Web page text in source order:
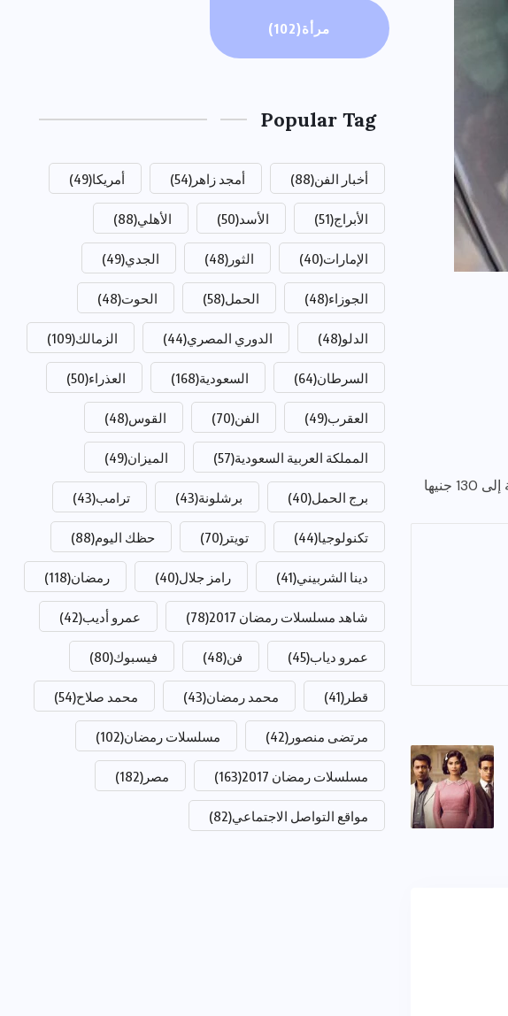
زاد سعر الاسطوانة للاستهلاك المنزلي إلى 65 جنيها (بنسبة 30 في المئة)، وزاد سعر اسطوانة الغاز التجارية إلى 130 جنيها
مرأة(102)
Popular Tag
أخبار الفن(88) أمجد زاهر (54) أمريكا(49)
الأبراج(51) الأسد(50) الأهلي(88)
الإمارات(40) الثور (48) الجدي(49)
الجوزاء(48) الحمل(58) الحوت(48)
الدلو(48) الدوري المصري(44) الزمالك(109)
السرطان(64) السعودية(168) العذراء(50)
العقرب(49) الفن(70) القوس(48)
المملكة العربية السعودية(57) الميزان(49)
برج الحمل(40) برشلونة(43) ترامب(43)
تكنولوجيا(44) تويتر (70) حظك اليوم(88)
دينا الشربيني(41) رامز جلال(40) رمضان(118)
شاهد مسلسلات رمضان 2017 (78) عمرو أديب(42)
عمرو دياب(45) فن(48) فيسبوك(80)
قطر (41) محمد رمضان(43) محمد صلاح(54)
مرتضى منصور (42) مسلسلات رمضان(102)
مسلسلات رمضان 2017 (163) مصر (182)
مواقع التواصل الاجتماعي(82)